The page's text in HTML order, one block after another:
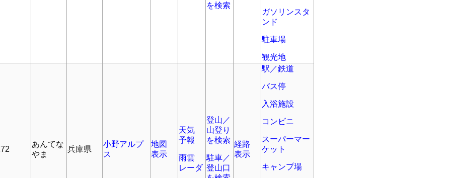
を検索
ガソリンスタ
ンド
駐車場
観光地
あんてな
やま
兵庫県
小野アルプ
ス
地図
表示
天気
予報
雨雲
レーダ
登山／
山登り
を検索
駐車／
登山口
経路
表示
駅／鉄道
バス停
入浴施設
コンビニ
スーパーマー
ケット
キャンプ場